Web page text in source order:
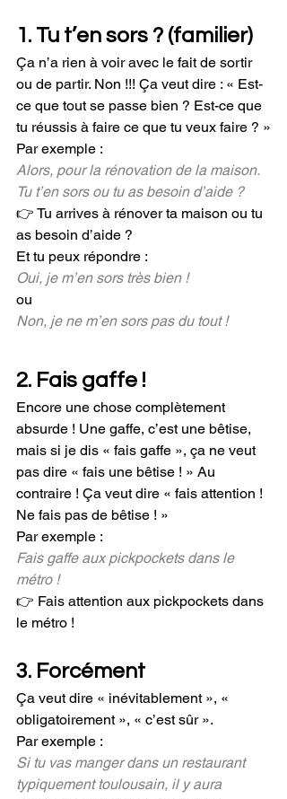
1. Tu t’en sors ? (familier)
Ça n’a rien à voir avec le fait de sortir
ou de partir. Non !!! Ça veut dire : « Est-
ce que tout se passe bien ? Est-ce que
tu réussis à faire ce que tu veux faire ? »
Par exemple :
Alors, pour la rénovation de la maison.
Tu t’en sors ou tu as besoin d’aide ?
👉 Tu arrives à rénover ta maison ou tu
as besoin d’aide ?
Et tu peux répondre :
Oui, je m’en sors très bien !
ou
Non, je ne m’en sors pas du tout !
2. Fais gaffe !
Encore une chose complètement
absurde ! Une gaffe, c’est une bêtise,
mais si je dis « fais gaffe », ça ne veut
pas dire « fais une bêtise ! » Au
contraire ! Ça veut dire « fais attention !
Ne fais pas de bêtise ! »
Par exemple :
Fais gaffe aux pickpockets dans le
métro !
👉 Fais attention aux pickpockets dans
le métro !
3. Forcément
Ça veut dire « inévitablement », «
obligatoirement », « c’est sûr ».
Par exemple :
Si tu vas manger dans un restaurant
typiquement toulousain, il y aura